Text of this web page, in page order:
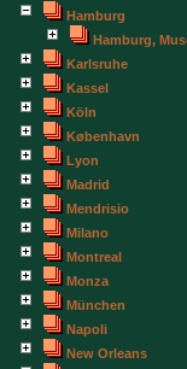
Hamburg
Hamburg,
Karlsruhe
Kassel
Köln
København
Lyon
Madrid
Mendrisio
Milano
Montreal
Monza
München
Napoli
New Orleans